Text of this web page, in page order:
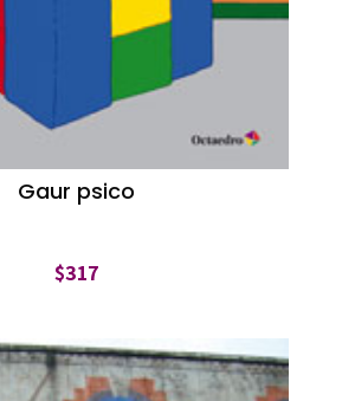
Gaur psico
$317